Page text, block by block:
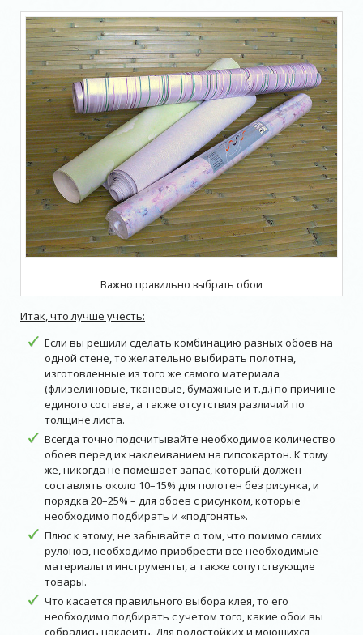
Важно правильно выбрать обои
Итак, что лучше учесть:
Если вы решили сделать комбинацию разных обоев на
одной стене, то желательно выбирать полотна,
изготовленные из того же самого материала
(флизелиновые, тканевые, бумажные и т.д.) по причине
единого состава, а также отсутствия различий по
толщине листа.
Всегда точно подсчитывайте необходимое количество
обоев перед их наклеиванием на гипсокартон. К тому
же, никогда не помешает запас, который должен
составлять около 10–15% для полотен без рисунка, и
порядка 20–25% – для обоев с рисунком, которые
необходимо подбирать и «подгонять».
Плюс к этому, не забывайте о том, что помимо самих
рулонов, необходимо приобрести все необходимые
материалы и инструменты, а также сопутствующие
товары.
Что касается правильного выбора клея, то его
необходимо подбирать с учетом того, какие обои вы
собрались наклеить. Для водостойких и моющихся